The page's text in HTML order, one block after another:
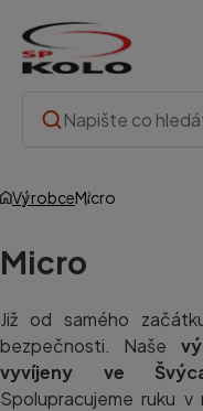
VýrobceMicro
Micro
Již od samého
bezpečnosti. Naše
vyvíjeny ve
Spolupracujeme ruku v